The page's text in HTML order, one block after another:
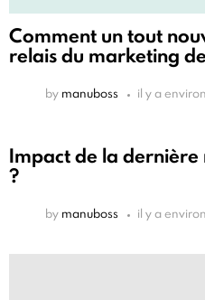
Comment un tout
relais du marketing
by manuboss il y a
Impact de la
?
by manuboss il y a